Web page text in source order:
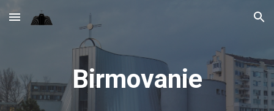
Skip to main content Skip to navigation
Birmovanie